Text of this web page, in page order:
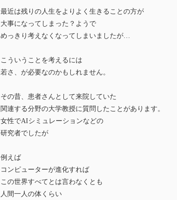
最近は残りの人生をよりよく生きることの方が
大事になってしまった？ようで
めっきり考えなくなってしまいましたが…
こういうことを考えるには
若さ、が必要なのかもしれません。
その昔、患者さんとして来院していた
関連する分野の大学教授に質問したことがあります。
女性でAIシミュレーションなどの
研究者でしたが
例えば
コンピューターが進化すれば
この世界すべてとは言わなくとも
人間一人の体くらい